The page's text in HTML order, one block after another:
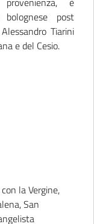
post
Tiarini
e del Cesio.
la Vergine,
San